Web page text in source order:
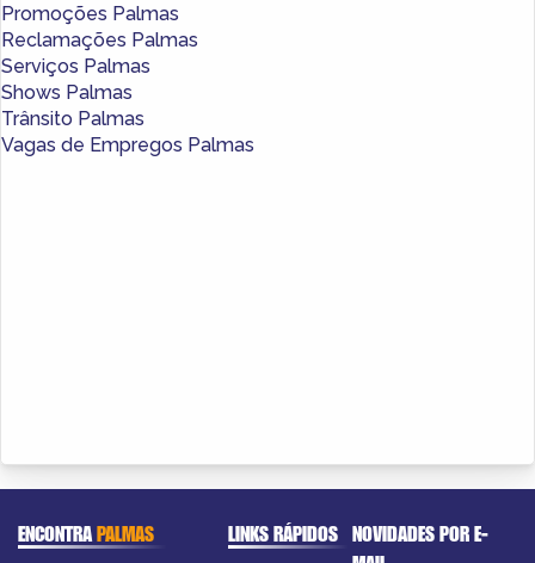
Promoções Palmas
Reclamações Palmas
Serviços Palmas
Shows Palmas
Trânsito Palmas
Vagas de Empregos Palmas
ENCONTRAPALMAS LINKS RÁPIDOS NOVIDADES POR E-